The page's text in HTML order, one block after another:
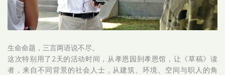
生命命题，三言两语说不尽。
这次特别用了2天的活动时间，从孝恩园到孝恩馆，让《草稿》读
者，来自不同背景的社会人士，从建筑、环境、空间与职人的角